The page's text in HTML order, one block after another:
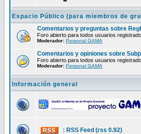
Espacio Público (para miembros de
Comentarios y preguntas sobre
Foro abierto para todos usuarios
Moderador: Personal GAMA
Comentarios y opiniones sobre
Foro abierto para todos usuarios
Moderador: Personal GAMA
Información general
: RSS Feed (rss 0.92)